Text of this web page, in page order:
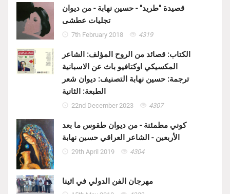
قصيدة "طريد" - حسين نهابة - من ديوان
تجليات عطشى
7th February 2018 4319
الكتاب: قصائد من الروح المؤلف: الشاعر
المكسيكي اوكتافيو باث عن الاسبانية
ترجمة: حسين نهابة التصنيف: ديوان شعر
الطبعة: الثانية
22nd December 2023 4307
كوني مطمئنة - من ديوان طقوس ما بعد
الأربعين - الشاعر العراقي حسين نهابة
29th April 2019 4304
مهرجان الفن الدولي في اثينا